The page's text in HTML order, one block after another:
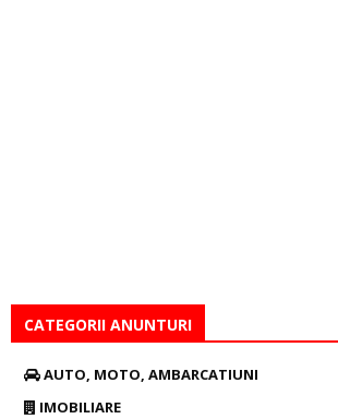
CATEGORII ANUNTURI
AUTO, MOTO, AMBARCATIUNI
IMOBILIARE